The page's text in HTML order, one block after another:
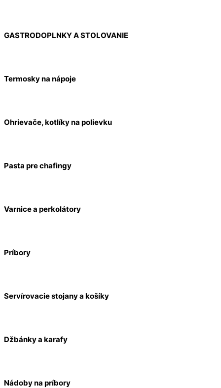
GASTRODOPLNKY A STOLOVANIE
Termosky na nápoje
Ohrievače, kotlíky na polievku
Pasta pre chafingy
Varnice a perkolátory
Príbory
Servírovacie stojany a košíky
Džbánky a karafy
Nádoby na príbory